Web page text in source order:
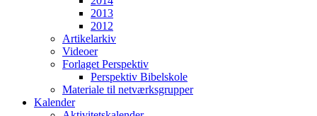
2013
2012
Artikelarkiv
Videoer
Forlaget Perspektiv
Perspektiv Bibelskole
Materiale til netværksgrupper
Kalender